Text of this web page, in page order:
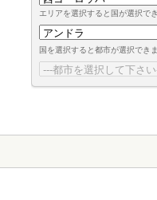
エリアを選択すると国が選択で
国を選択すると都市が選択でき